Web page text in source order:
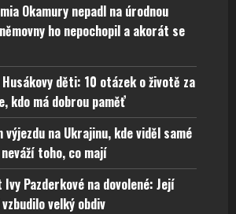
Okamury nepadl na úrodnou
ho nepochopil a akorát se
děti: 10 otázek o životě za
kdo má dobrou paměť
výjezdu na Ukrajinu, kde viděl samé
toho, co mají
Pazderkové na dovolené: Její
velký obdiv